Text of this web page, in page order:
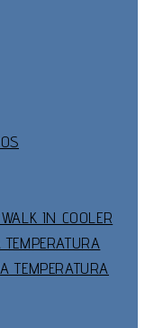
IN COOLER
TEMPERATURA